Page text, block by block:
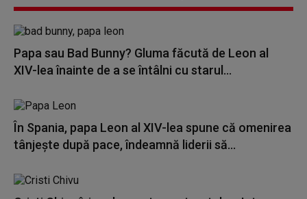
Papa sau Bad Bunny? Gluma făcută de Leon al
XIV-lea înainte de a se întâlni cu starul...
În Spania, papa Leon al XIV-lea spune că omenirea
tânjeşte după pace, îndeamnă liderii să...